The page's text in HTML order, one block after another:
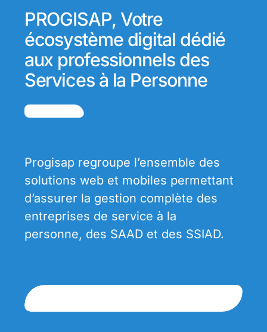
PROGISAP, Votre
écosystème digital dédié
aux professionnels des
Services à la Personne
Progisap regroupe l’ensemble des
solutions web et mobiles permettant
d’assurer la gestion complète des
entreprises de service à la
personne, des SAAD et des SSIAD.